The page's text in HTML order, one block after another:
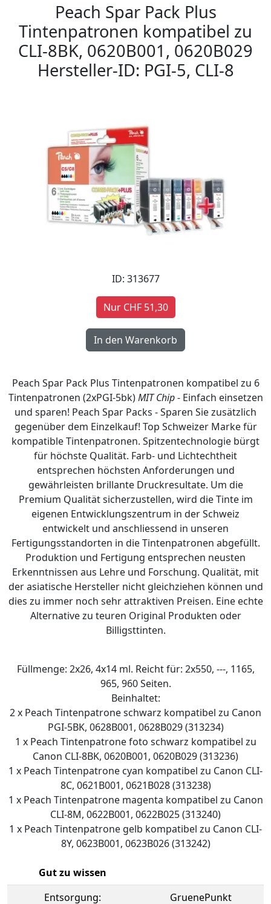
Peach Spar Pack Plus
Tintenpatronen kompatibel zu
CLI-8BK, 0620B001, 0620B029
Hersteller-ID: PGI-5, CLI-8
ID: 313677
Nur CHF 51,30
Peach Spar Pack Plus Tintenpatronen kompatibel zu 6
Tintenpatronen (2xPGI-5bk)MIT Chip- Einfach einsetzen
und sparen! Peach Spar Packs - Sparen Sie zusätzlich
gegenüber dem Einzelkauf! Top Schweizer Marke für
kompatible Tintenpatronen. Spitzentechnologie bürgt
für höchste Qualität. Farb- und Lichtechtheit
entsprechen höchsten Anforderungen und
gewährleisten brillante Druckresultate. Um die
Premium Qualität sicherzustellen, wird die Tinte im
eigenen Entwicklungszentrum in der Schweiz
entwickelt und anschliessend in unseren
Fertigungsstandorten in die Tintenpatronen abgefüllt.
Produktion und Fertigung entsprechen neusten
Erkenntnissen aus Lehre und Forschung. Qualität, mit
der asiatische Hersteller nicht gleichziehen können und
dies zu immer noch sehr attraktiven Preisen. Eine echte
Alternative zu teuren Original Produkten oder
Billigsttinten.
Füllmenge: 2x26, 4x14 ml. Reicht für: 2x550, ---, 1165,
965, 960 Seiten.
Beinhaltet:
2 x Peach Tintenpatrone schwarz kompatibel zu Canon
PGI-5BK, 0628B001, 0628B029 (313234)
1 x Peach Tintenpatrone foto schwarz kompatibel zu
Canon CLI-8BK, 0620B001, 0620B029 (313236)
1 x Peach Tintenpatrone cyan kompatibel zu Canon CLI-
8C, 0621B001, 0621B028 (313238)
1 x Peach Tintenpatrone magenta kompatibel zu Canon
CLI-8M, 0622B001, 0622B025 (313240)
1 x Peach Tintenpatrone gelb kompatibel zu Canon CLI-
8Y, 0623B001, 0623B026 (313242)
Gut zu wissen
Entsorgung:
GruenePunkt